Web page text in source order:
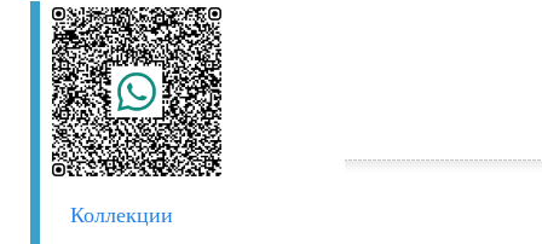
Коллекции